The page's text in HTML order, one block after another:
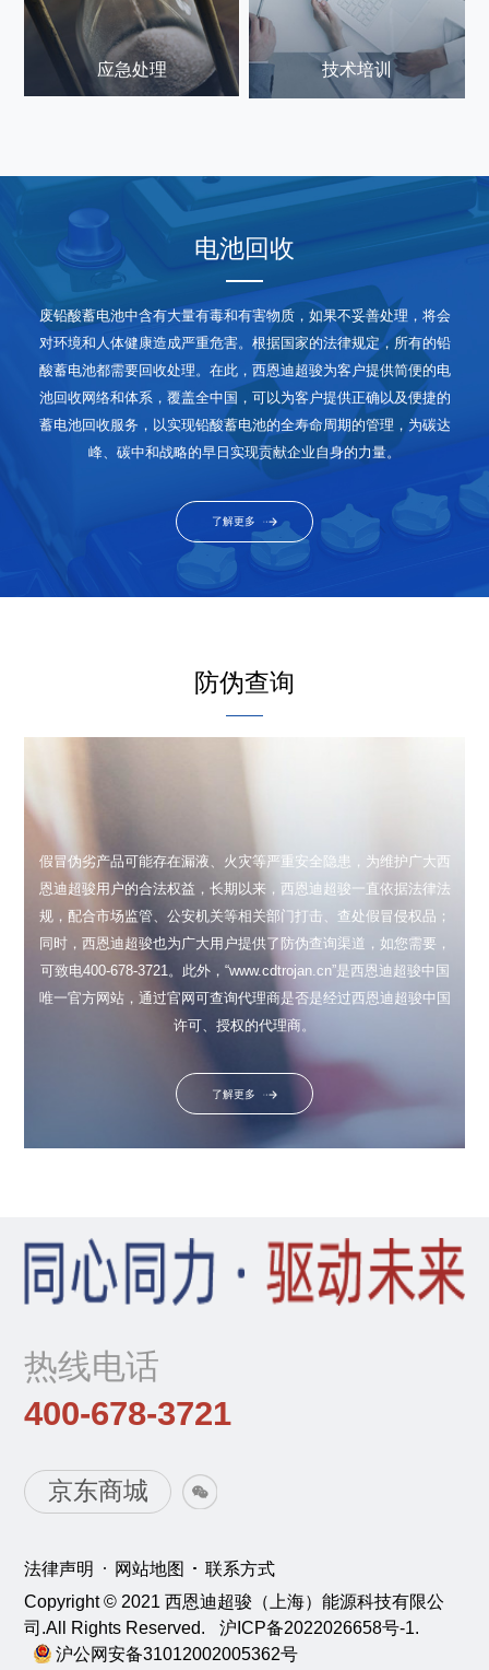
应急处理 技术培训
电池回收
废铅酸蓄电池中含有大量有毒和有害物质，如果不妥善处理，将会
对环境和人体健康造成严重危害。根据国家的法律规定，所有的铅
酸蓄电池都需要回收处理。在此，西恩迪超骏为客户提供简便的电
池回收网络和体系，覆盖全中国，可以为客户提供正确以及便捷的
蓄电池回收服务，以实现铅酸蓄电池的全寿命周期的管理，为碳达
峰、碳中和战略的早日实现贡献企业自身的力量。
了解更多
防伪查询
假冒伪劣产品可能存在漏液、火灾等严重安全隐患，为维护广大西
恩迪超骏用户的合法权益，长期以来，西恩迪超骏一直依据法律法
规，配合市场监管、公安机关等相关部门打击、查处假冒侵权品；
同时，西恩迪超骏也为广大用户提供了防伪查询渠道，如您需要，
可致电400-678-3721。此外，“www.cdtrojan.cn”是西恩迪超骏中国
唯一官方网站，通过官网可查询代理商是否是经过西恩迪超骏中国
许可、授权的代理商。
了解更多
热线电话
400-678-3721
京东商城
法律声明 网站地图
联系方式
Copyright © 2021 西恩迪超骏（上海）能源科技有限公
司.All Rights Reserved.
沪ICP备2022026658号-1.
沪公网安备31012002005362号